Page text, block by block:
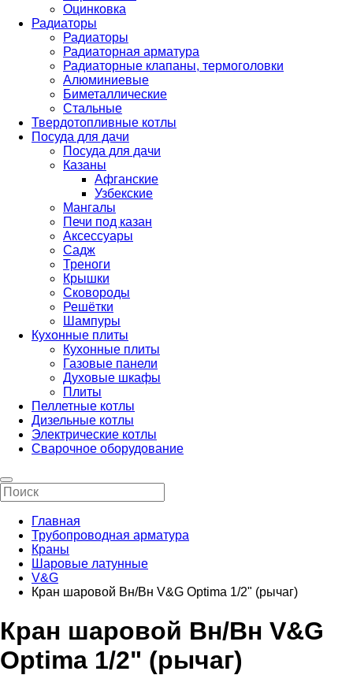
Оцинковка
Радиаторы
Радиаторы
Радиаторная арматура
Радиаторные клапаны, термоголовки
Алюминиевые
Биметаллические
Стальные
Твердотопливные котлы
Посуда для дачи
Посуда для дачи
Казаны
Афганские
Узбекские
Мангалы
Печи под казан
Аксессуары
Садж
Треноги
Крышки
Сковороды
Решётки
Шампуры
Кухонные плиты
Кухонные плиты
Газовые панели
Духовые шкафы
Плиты
Пеллетные котлы
Дизельные котлы
Электрические котлы
Сварочное оборудование
Главная
Трубопроводная арматура
Краны
Шаровые латунные
V&G
Кран шаровой Вн/Вн V&G Optima 1/2" (рычаг)
Кран шаровой Вн/Вн V&G
Optima 1/2" (рычаг)